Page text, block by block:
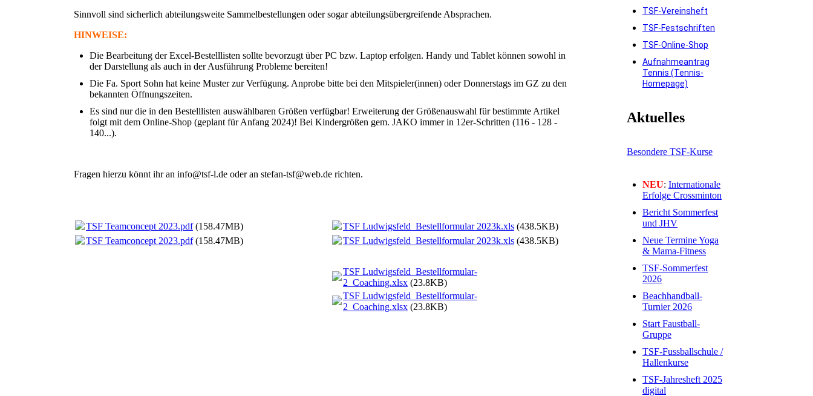
Sinnvoll sind sicherlich abteilungsweite Sammelbestellungen oder sogar abteilungsübergreifende Absprachen.
HINWEISE:
Die Bearbeitung der Excel-Bestelllisten sollte bevorzugt über PC bzw. Laptop erfolgen. Handy und Tablet können sowohl in
der Darstellung als auch in der Ausführung Probleme bereiten!
Die Fa. Sport Sohn hat keine Muster zur Verfügung. Anprobe bitte bei den Mitspieler(innen) oder Donnerstags im GZ zu den
bekannten Öffnungszeiten.
Es sind nur die in den Bestelllisten auswählbaren Größen verfügbar! Erweiterung der Größenauswahl für bestimmte Artikel
folgt mit dem Online-Shop (geplant für Anfang 2024)! Bei Kindergrößen gem. JAKO immer in 12er-Schritten (116 - 128 -
140...).
Fragen hierzu könnt ihr an info@tsf-l.de oder an stefan-tsf@web.de richten.
TSF Teamconcept 2023.pdf(158.47MB)
TSF Teamconcept 2023.pdf(158.47MB)
TSF Ludwigsfeld_Bestellformular 2023k.xls (438.5KB)
TSF Ludwigsfeld_Bestellformular 2023k.xls (438.5KB)
TSF Ludwigsfeld_Bestellformular-
2_Coaching.xlsx (23.8KB)
TSF Ludwigsfeld_Bestellformular-
2_Coaching.xlsx (23.8KB)
TSF-Vereinsheft
TSF-Festschriften
TSF-Online-Shop
Aufnahmeantrag
Tennis (Tennis-
Homepage)
Aktuelles
Besondere TSF-Kurse
NEU: Internationale
Erfolge Crossminton
Bericht Sommerfest
und JHV
Neue Termine Yoga
& Mama-Fitness
TSF-Sommerfest
2026
Beachhandball-
Turnier 2026
Start Faustball-
Gruppe
TSF-Fussballschule /
Hallenkurse
TSF-Jahresheft 2025
digital